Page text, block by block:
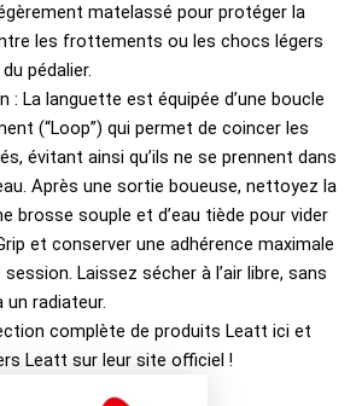
matelassé pour protéger la
les frottements ou les chocs légers
pédalier.
: La languette est équipée d’une boucle
(“Loop”) qui permet de coincer les
évitant ainsi qu’ils ne se prennent dans
Après une sortie boueuse, nettoyez la
brosse souple et d’eau tiède pour vider
et conserver une adhérence maximale
Laissez sécher à l’air libre, sans
radiateur.
complète de produits Leatt ici et
Leatt sur leur site officiel !